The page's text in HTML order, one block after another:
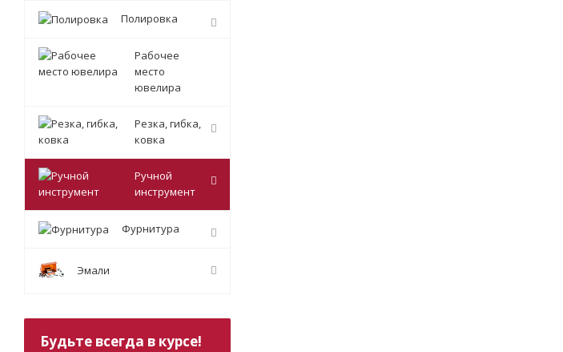
Полировка
Рабочее
место
ювелира
Резка, гибка,
ковка
Ручной
инструмент
Фурнитура
Эмали
Будьте всегда в курсе!